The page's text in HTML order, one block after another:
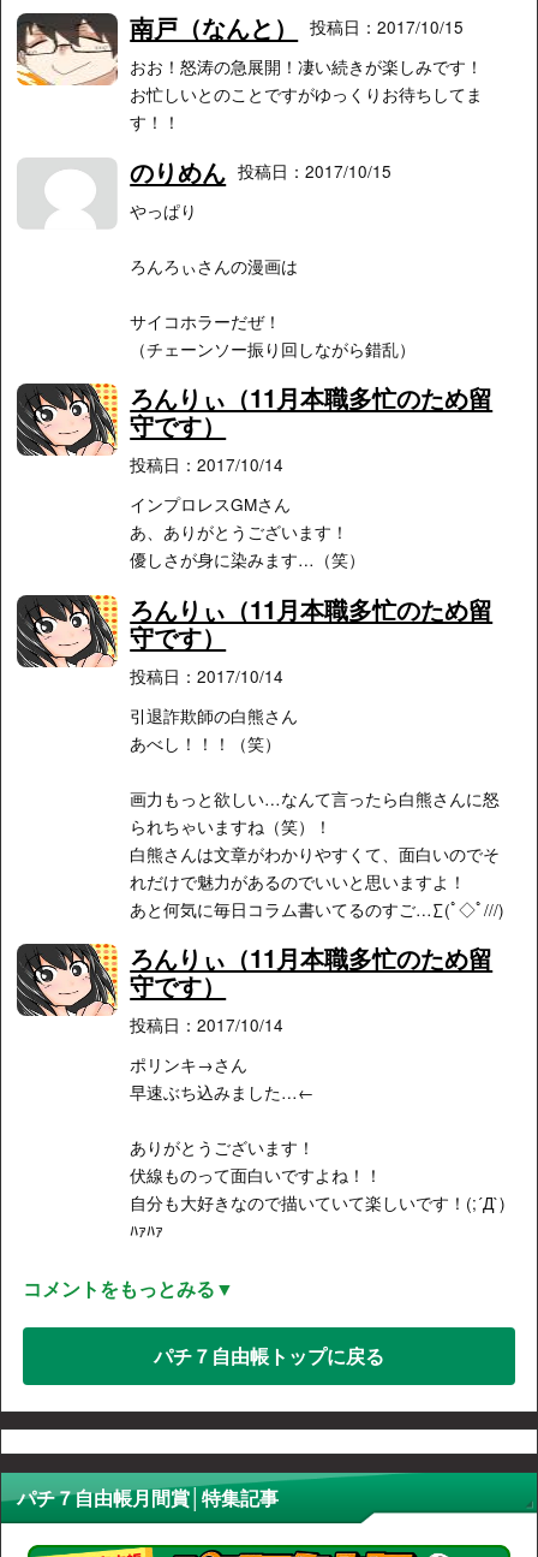
南戸（なんと）
投稿日：2017/10/15
おお！怒涛の急展開！凄い続きが楽しみです！
お忙しいとのことですがゆっくりお待ちしてま
す！！
のりめん 投稿日：2017/10/15
やっぱり
ろんろぃさんの漫画は
サイコホラーだぜ！
（チェーンソー振り回しながら錯乱）
ろんりぃ（11月本職多忙のため留
守です）
投稿日：2017/10/14
インプロレスGMさん
あ、ありがとうございます！
優しさが身に染みます…（笑）
ろんりぃ（11月本職多忙のため留
守です）
投稿日：2017/10/14
引退詐欺師の白熊さん
あべし！！！（笑）
画力もっと欲しい…なんて言ったら白熊さんに怒
られちゃいますね（笑）！
白熊さんは文章がわかりやすくて、面白いのでそ
れだけで魅力があるのでいいと思いますよ！
あと何気に毎日コラム書いてるのすご…∑(ﾟ◇ﾟ///)
ろんりぃ（11月本職多忙のため留
守です）
投稿日：2017/10/14
ポリンキ→さん
早速ぶち込みました…←
ありがとうございます！
伏線ものって面白いですよね！！
自分も大好きなので描いていて楽しいです！(;´Д`)
ﾊｧﾊｧ
コメントをもっとみる▼
パチ７自由帳トップに戻る
パチ７自由帳月間賞│特集記事